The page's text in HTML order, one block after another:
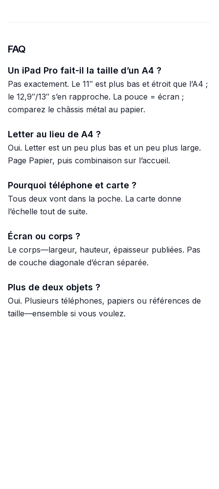
FAQ
Un iPad Pro fait-il la taille d’un A4 ?
Pas exactement. Le 11″ est plus bas et étroit que l’A4 ;
le 12,9″/13″ s’en rapproche. La pouce = écran ;
comparez le châssis métal au papier.
Letter au lieu de A4 ?
Oui. Letter est un peu plus bas et un peu plus large.
Page Papier, puis combinaison sur l’accueil.
Pourquoi téléphone et carte ?
Tous deux vont dans la poche. La carte donne
l’échelle tout de suite.
Écran ou corps ?
Le corps—largeur, hauteur, épaisseur publiées. Pas
de couche diagonale d’écran séparée.
Plus de deux objets ?
Oui. Plusieurs téléphones, papiers ou références de
taille—ensemble si vous voulez.